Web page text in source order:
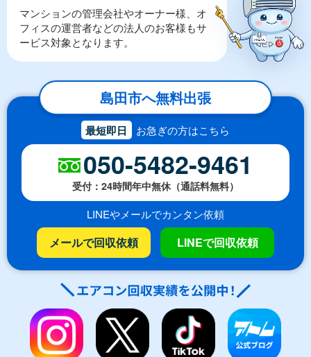
マンションの管理会社やオーナー様、オ
フィスの運営者などの法人のお客様もサ
ービス対象となります。
島田市へ無料出張
最短即日 お急ぎの方はこちら
050-5482-9461
受付：24時間年中無休（通話料無料）
LINEやメールでカンタン依頼
メールで回収依頼 LINEで回収依頼